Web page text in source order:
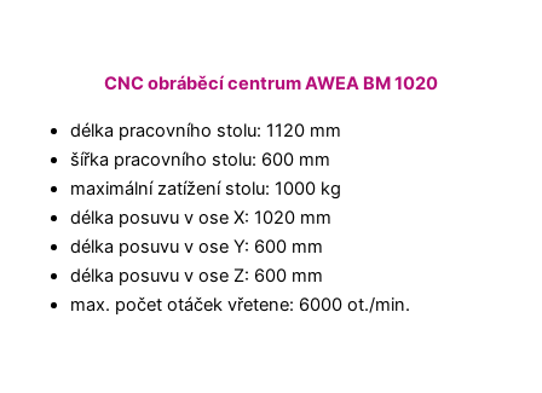
CNC obráběcí centrum AWEA BM 1020
délka pracovního stolu: 1120 mm
šířka pracovního stolu: 600 mm
maximální zatížení stolu: 1000 kg
délka posuvu v ose X: 1020 mm
délka posuvu v ose Y: 600 mm
délka posuvu v ose Z: 600 mm
max. počet otáček vřetene: 6000 ot./min.